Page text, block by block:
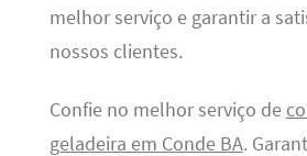
melhor serviço e garantir a
nossos clientes.
Confie no melhor serviço de
geladeira em Conde BA.